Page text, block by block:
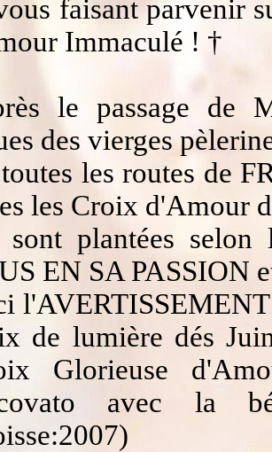
faisant parvenir
Immaculé ! †
le passage de
des vierges
les routes de
les Croix d'Amour
sont plantées selon
EN SA PASSION
de lumière dés
Glorieuse
avec la